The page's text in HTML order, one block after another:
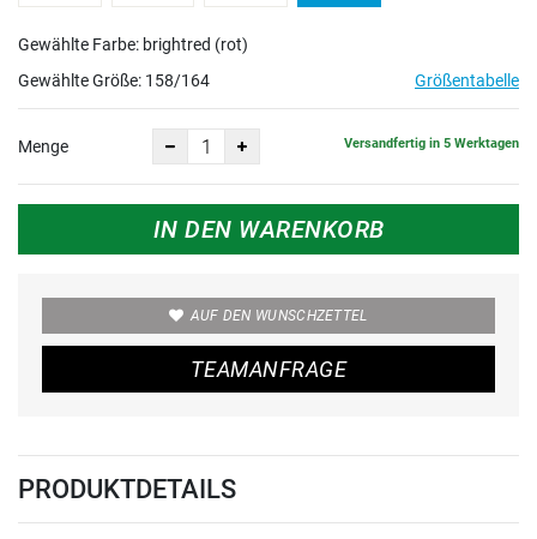
Gewählte Farbe: brightred (rot)
Gewählte Größe: 158/164 Größentabelle
Menge Versandfertig in 5 Werktagen
IN DEN WARENKORB
AUF DEN WUNSCHZETTEL
TEAMANFRAGE
PRODUKTDETAILS